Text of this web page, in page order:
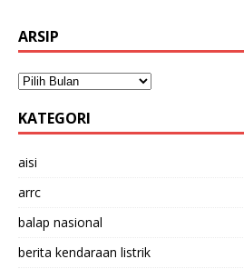
ARSIP
KATEGORI
aisi
arrc
balap nasional
berita kendaraan listrik